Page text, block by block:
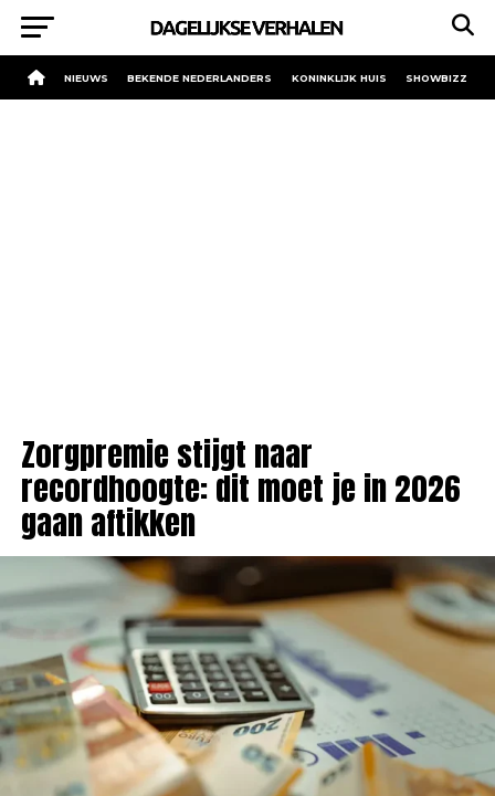
NIEUWS BEKENDE NEDERLANDERS KONINKLIJK HUIS SHOWBIZZ
Zorgpremie stijgt naar
recordhoogte: dit moet je in 2026
gaan aftikken